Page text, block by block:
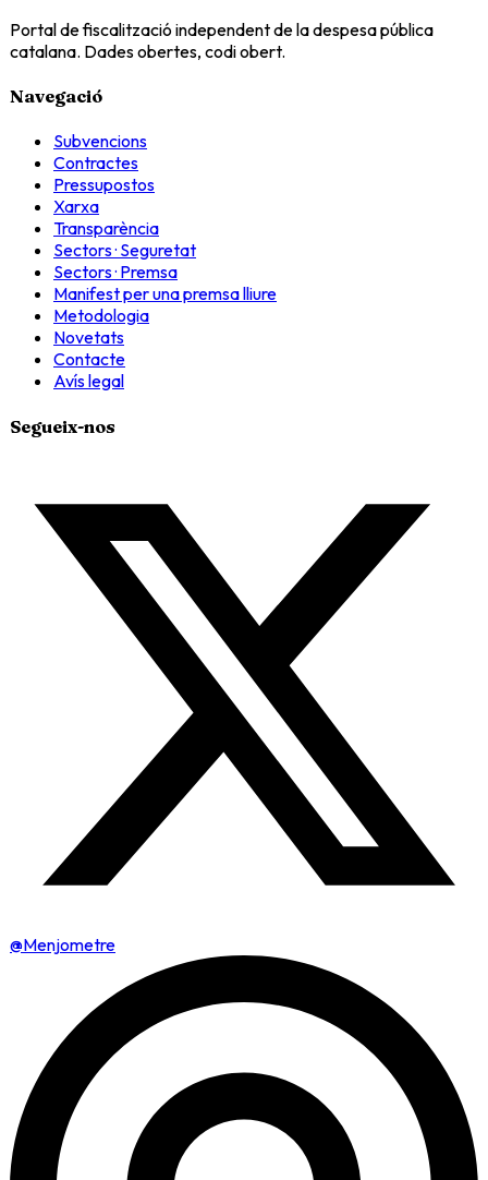
Portal de fiscalització independent de la despesa pública
catalana. Dades obertes, codi obert.
Navegació
Subvencions
Contractes
Pressupostos
Xarxa
Transparència
Sectors · Seguretat
Sectors · Premsa
Manifest per una premsa lliure
Metodologia
Novetats
Contacte
Avís legal
Segueix-nos
@Menjometre